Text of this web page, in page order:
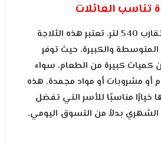
تناسب العائلات
بفضل سعتها التي تقارب 540 لتر، تعتبر هذه الثلاجة
والكبيرة، حيث توفر
كميات كبيرة من الطعام، سواء
أو مشروبات أو مواد مجمدة. هذه
خيارًا مناسبًا للأسر التي تفضل
الشهري بدلاً من التسوق اليومي.